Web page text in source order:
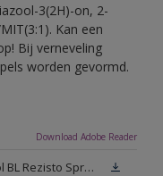
3(2H)-on, 2-
Kan een
Bij verneveling
worden gevormd.
Download Adobe Reader
Technisch Informatieblad Rubbol BL Rezisto Spray (PDF)